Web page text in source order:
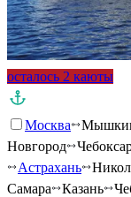
осталось 2 каюты
Москва
Новгород
Астрахань
Самара
Казань